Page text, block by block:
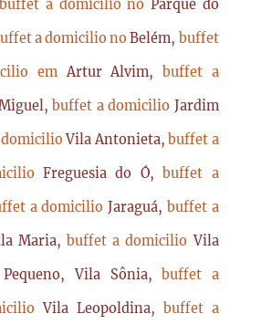
buffet a domicilio no Parque do
a domicilio noBelém, buffet
emArtur Alvim, buffet a
buffet a domicilio Jardim
domicilioVila Antonieta, buffet a
Freguesia do Ó, buffet a
a domicilio Jaraguá, buffet a
Maria, buffet a domicilio Vila
Vila Sônia, buffet a
Vila Leopoldina, buffet a